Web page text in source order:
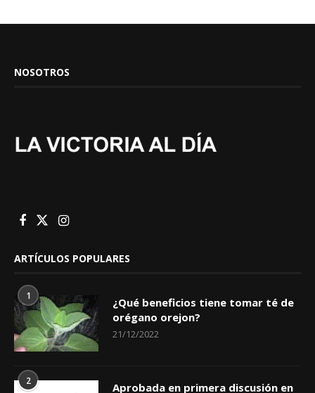
NOSOTROS
ARTÍCULOS POPULARES
1
¿Qué beneficios tiene tomar té de
orégano orejon?
21/12/2022
2
Aprobada en primera discusión en